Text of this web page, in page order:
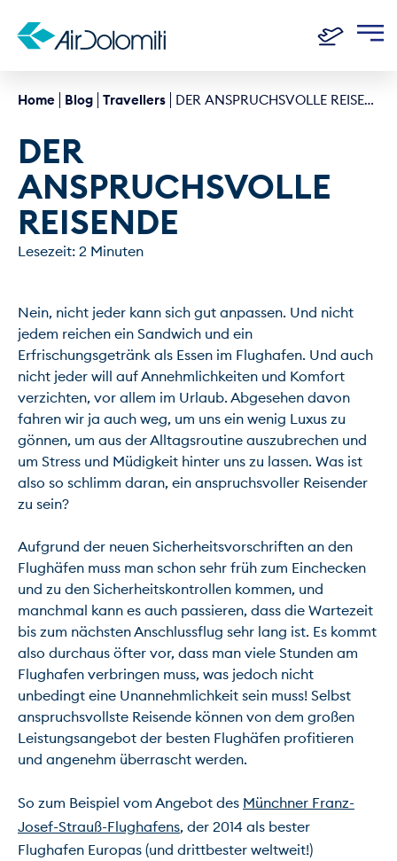
Home Blog Travellers DER ANSPRUCHSVOLLE REISENDE
DER
ANSPRUCHSVOLLE
REISENDE
Lesezeit: 2 Minuten
Nein, nicht jeder kann sich gut anpassen. Und nicht
jedem reichen ein Sandwich und ein
Erfrischungsgetränk als Essen im Flughafen. Und auch
nicht jeder will auf Annehmlichkeiten und Komfort
verzichten, vor allem im Urlaub. Abgesehen davon
fahren wir ja auch weg, um uns ein wenig Luxus zu
gönnen, um aus der Alltagsroutine auszubrechen und
um Stress und Müdigkeit hinter uns zu lassen. Was ist
also so schlimm daran, ein anspruchsvoller Reisender
zu sein?
Aufgrund der neuen Sicherheitsvorschriften an den
Flughäfen muss man schon sehr früh zum Einchecken
und zu den Sicherheitskontrollen kommen, und
manchmal kann es auch passieren, dass die Wartezeit
bis zum nächsten Anschlussflug sehr lang ist. Es kommt
also durchaus öfter vor, dass man viele Stunden am
Flughafen verbringen muss, was jedoch nicht
unbedingt eine Unannehmlichkeit sein muss! Selbst
anspruchsvollste Reisende können von dem großen
Leistungsangebot der besten Flughäfen profitieren
und angenehm überrascht werden.
So zum Beispiel vom Angebot des Münchner Franz-
Josef-Strauß-Flughafens, der 2014 als bester
Flughafen Europas (und drittbester weltweit!)